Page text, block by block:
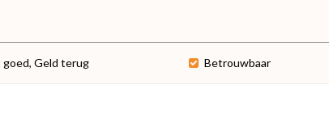
goed, Geld terug Betrouwbaar